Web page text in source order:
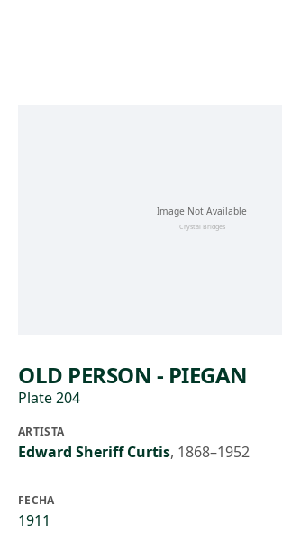
OLD PERSON - PIEGAN
Plate 204
ARTISTA
Edward Sheriff Curtis, 1868–1952
FECHA
1911